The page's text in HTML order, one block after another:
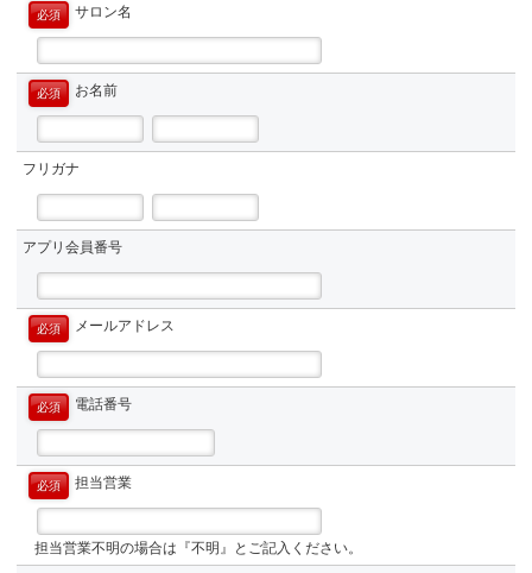
デザインの⼟台となるカット基礎を⾒直し、
さらにレベルアップしませんか？？
美容師を⼼技体の３本の柱で育成する
『⻑活き美容師塾』の第⼀回⽬となるセミナー
「技」カットの基礎⼒向上をテーマに実施します！
対象者
プリント用PDF
詳細はこちらから
必須 サロン名
必須 お名前
フリガナ
アプリ会員番号
必須 メールアドレス
必須 電話番号
必須 担当営業
担当営業不明の場合は『不明』とご記入ください。